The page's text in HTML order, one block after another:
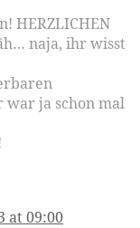
HERZLICHEN
naja, ihr wisst
war ja schon mal
at 09:00